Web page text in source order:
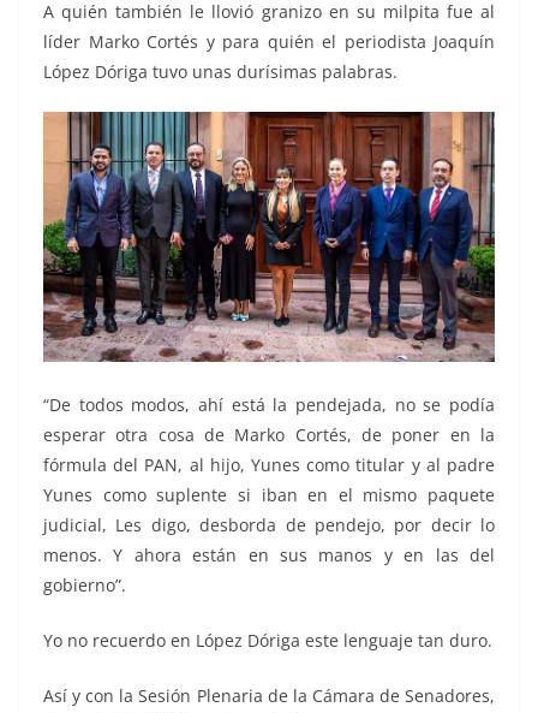
A quién también le llovió granizo en su milpita fue al
líder Marko Cortés y para quién el periodista Joaquín
López Dóriga tuvo unas durísimas palabras.
“De todos modos, ahí está la pendejada, no se podía
esperar otra cosa de Marko Cortés, de poner en la
fórmula del PAN, al hijo, Yunes como titular y al padre
Yunes como suplente si iban en el mismo paquete
judicial, Les digo, desborda de pendejo, por decir lo
menos. Y ahora están en sus manos y en las del
gobierno”.
Yo no recuerdo en López Dóriga este lenguaje tan duro.
Así y con la Sesión Plenaria de la Cámara de Senadores,